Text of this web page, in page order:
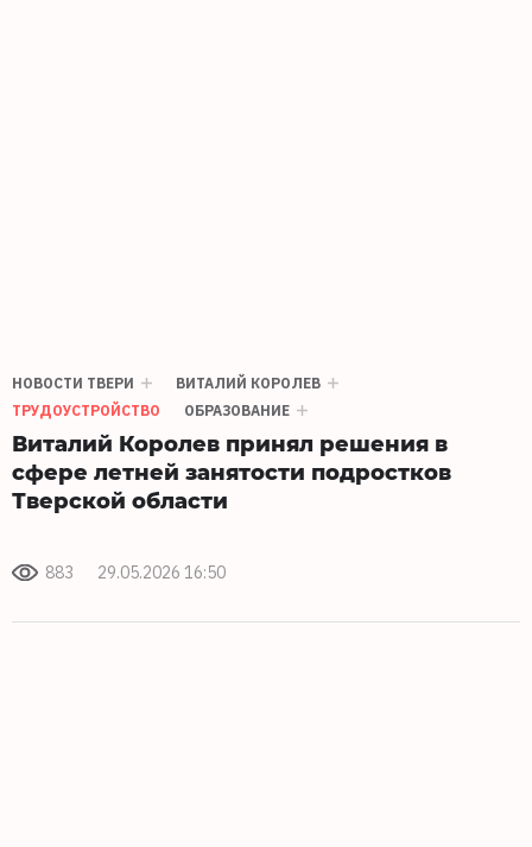
НОВОСТИ ТВЕРИ
ВИТАЛИЙ КОРОЛЕВ
ТРУДОУСТРОЙСТВО
ОБРАЗОВАНИЕ
Виталий Королев принял решения в
сфере летней занятости подростков
Тверской области
883 29.05.2026 16:50